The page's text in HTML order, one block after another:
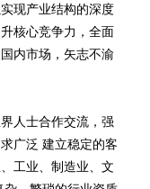
现产业结构的深度
核心竞争力，全面
内市场，矢志不渝
人士合作交流，强
广泛 建立稳定的客
工业、制造业、文